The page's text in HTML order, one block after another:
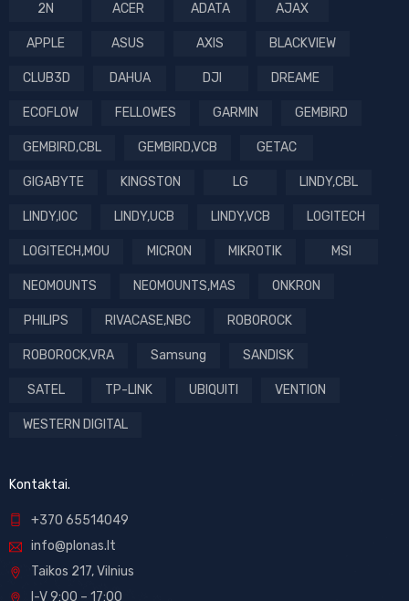
2N ACER ADATA AJAX
APPLE ASUS AXIS BLACKVIEW
CLUB3D DAHUA DJI DREAME
ECOFLOW FELLOWES GARMIN GEMBIRD
GEMBIRD,CBL GEMBIRD,VCB GETAC
GIGABYTE KINGSTON LG LINDY,CBL
LINDY,IOC LINDY,UCB LINDY,VCB LOGITECH
LOGITECH,MOU MICRON MIKROTIK MSI
NEOMOUNTS NEOMOUNTS,MAS ONKRON
PHILIPS RIVACASE,NBC ROBOROCK
ROBOROCK,VRA Samsung SANDISK
SATEL TP-LINK UBIQUITI VENTION
WESTERN DIGITAL
Kontaktai.
+370 65514049
info@plonas.lt
Taikos 217, Vilnius
I-V 9:00 – 17:00